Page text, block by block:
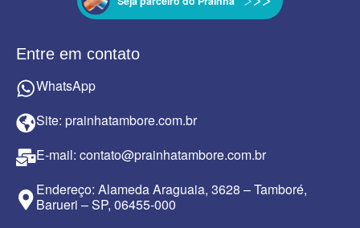
Entre em contato
WhatsApp
Site: prainhatambore.com.br
E-mail: contato@prainhatambore.com.br
Endereço: Alameda Araguaia, 3628 – Tamboré,
Barueri – SP, 06455-000